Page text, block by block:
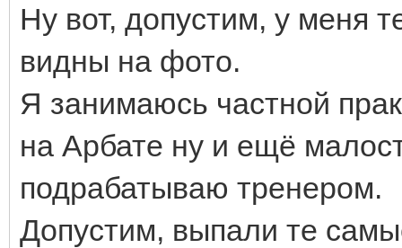
Ну вот, допустим, у меня
видны на фото.
Я занимаюсь частной
на Арбате ну и ещё
подрабатываю тренером.
Допустим, выпали те